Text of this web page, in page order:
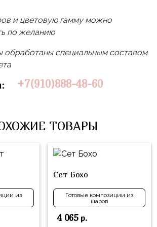
и цветовую гамму можно
по желанию
обработаны специальным составом
+7(910)888-48-60
ТОВАРЫ
из
Сет Бохо
Готовые композиции из
шаров
4 065р.